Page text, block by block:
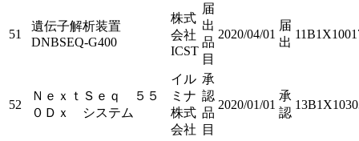
51
遺伝子解析装置
DNBSEQ-G400
株式
会社
ICST
届
出
品
目
2020/04/01
届
出
52
ＮｅｘｔＳｅｑ ５５
０Ｄｘ システム
イル
ミナ
株式
会社
承
認
品
目
2020/01/01
承
認